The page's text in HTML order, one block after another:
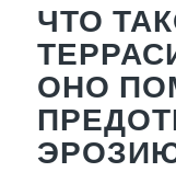
ЧТО
ОНО